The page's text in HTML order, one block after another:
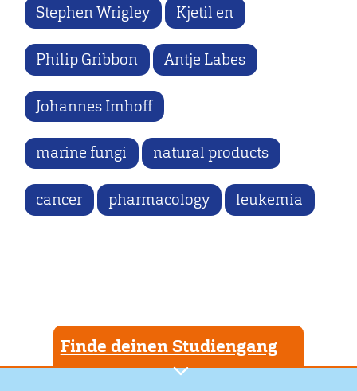
Stephen Wrigley Kjetil en
Philip Gribbon Antje Labes
Johannes Imhoff
marine fungi natural products
cancer pharmacology leukemia
Finde deinen Studiengang